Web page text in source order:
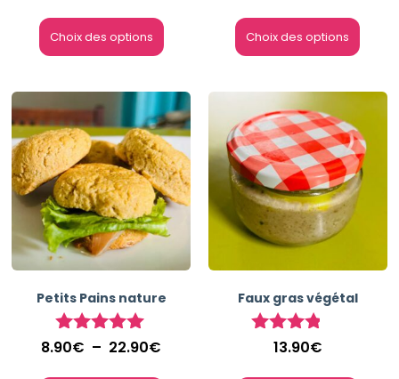
sur 5
Choix des options
sur 5
Choix des options
Petits Pains nature
Note
8.90€ – 22.90€
Faux gras végétal
Note
13.90€